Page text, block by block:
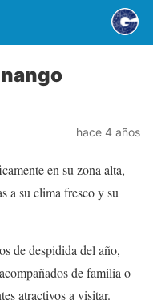
hace 4 años
en su zona alta,
a su clima fresco y su
de despidida del año,
de familia o
atractivos a visitar.